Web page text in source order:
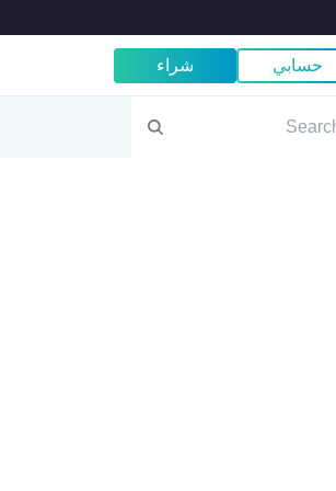
المتصفح
حسابي شراء